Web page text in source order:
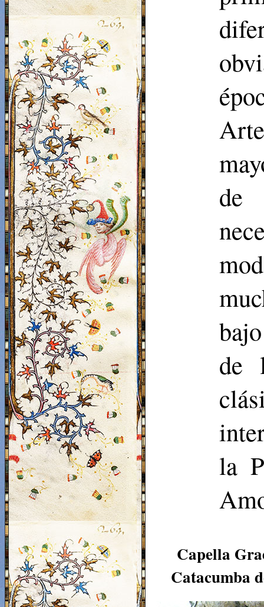
de
la
Capella
Catacumba